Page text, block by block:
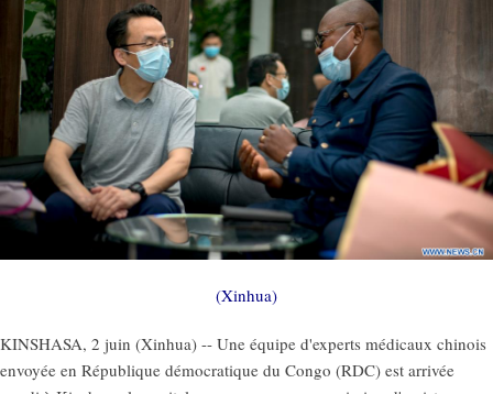
(Xinhua)
KINSHASA, 2 juin (Xinhua) -- Une équipe d'experts médicaux chinois
envoyée en République démocratique du Congo (RDC) est arrivée